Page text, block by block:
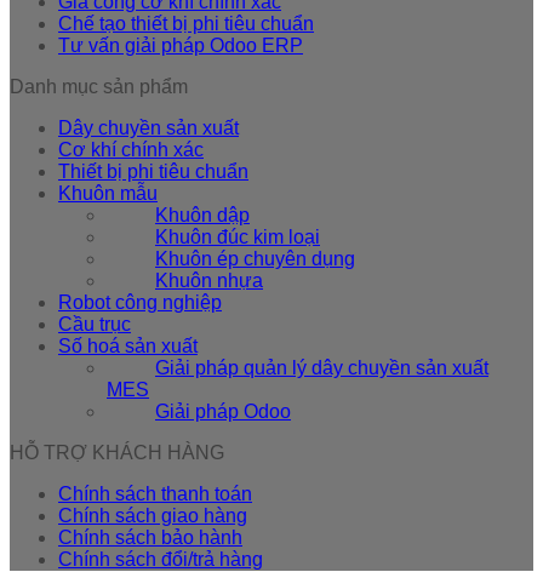
Chế tạo thiết bị phi tiêu chuẩn
Tư vấn giải pháp Odoo ERP
Danh mục sản phẩm
Dây chuyền sản xuất
Cơ khí chính xác
Thiết bị phi tiêu chuẩn
Khuôn mẫu
Khuôn dập
Khuôn đúc kim loại
Khuôn ép chuyên dụng
Khuôn nhựa
Robot công nghiệp
Cầu trục
Số hoá sản xuất
Giải pháp quản lý dây chuyền sản xuất
MES
Giải pháp Odoo
HỖ TRỢ KHÁCH HÀNG
Chính sách thanh toán
Chính sách giao hàng
Chính sách bảo hành
Chính sách đổi/trả hàng